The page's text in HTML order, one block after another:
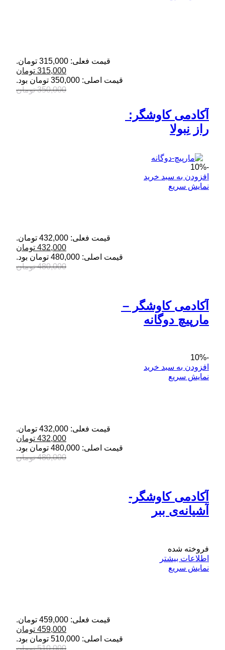
350,000 تومان
قیمت اصلی: 350,000 تومان بود.
315,000 تومان
قیمت فعلی: 315,000 تومان.
راز نِبولا
480,000 تومان
قیمت اصلی: 480,000 تومان بود.
432,000 تومان
قیمت فعلی: 432,000 تومان.
-10%
افزودن به سبد خرید
نمایش سریع
مارپیچ دوگانه
480,000 تومان
قیمت اصلی: 480,000 تومان بود.
432,000 تومان
قیمت فعلی: 432,000 تومان.
-10%
افزودن به سبد خرید
نمایش سریع
آکادمی کاوشگر-
آشیانه‌ی ببر
قیمت اصلی: 510,000 تومان بود.
459,000 تومان
قیمت فعلی: 459,000 تومان.
فروخته شده
اطلاعات بیشتر
نمایش سریع